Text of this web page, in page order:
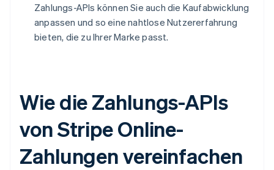
Zahlungs-APIs können Sie auch die Kaufabwicklung
anpassen und so eine nahtlose Nutzererfahrung
bieten, die zu Ihrer Marke passt.
Wie die Zahlungs-APIs
von Stripe Online-
Zahlungen vereinfachen